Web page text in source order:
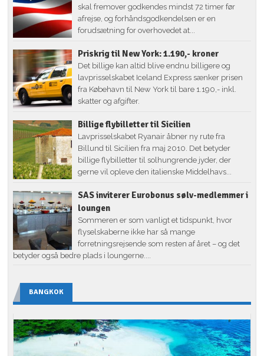
skal fremover godkendes mindst 72 timer før
afrejse, og forhåndsgodkendelsen er en
forudsætning for overhovedet at...
Priskrig til New York: 1.190,- kroner
Det billige kan altid blive endnu billigere og
lavprisselskabet Iceland Express sænker prisen
fra Købehavn til New York til bare 1.190,- inkl.
skatter og afgifter.
Billige flybilletter til Sicilien
Lavprisselskabet Ryanair åbner ny rute fra
Billund til Sicilien fra maj 2010. Det betyder
billige flybilletter til solhungrende jyder, der
gerne vil opleve den italienske Middelhavs...
SAS inviterer Eurobonus sølv-medlemmer i
loungen
Sommeren er som vanligt et tidspunkt, hvor
flyselskaberne ikke har så mange
forretningsrejsende som resten af året – og det
betyder også bedre plads i loungerne....
BANGKOK